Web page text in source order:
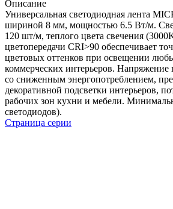
Описание
Универсальная светодиодная лента
шириной 8 мм, мощностью 6.5 Вт/м.
120 шт/м, теплого цвета свечения
цветопередачи CRI>90 обеспечивает
цветовых оттенков при освещении
коммерческих интерьеров. Напряжение
со сниженным энергопотреблением,
декоративной подсветки интерьеров,
рабочих зон кухни и мебели.
светодиодов).
Страница серии